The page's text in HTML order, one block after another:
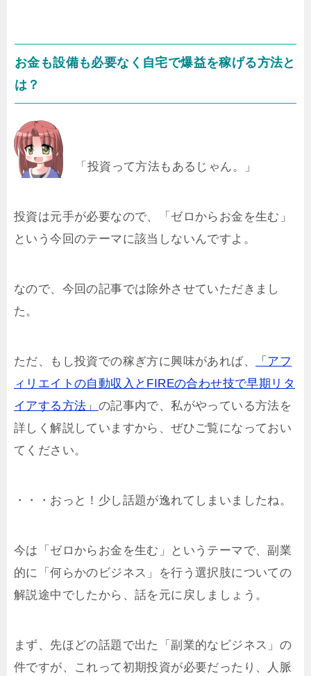
お金も設備も必要なく自宅で爆益を稼げる方法と
は？
「投資って方法もあるじゃん。」
投資は元手が必要なので、「ゼロからお金を生む」
という今回のテーマに該当しないんですよ。
なので、今回の記事では除外させていただきまし
た。
ただ、もし投資での稼ぎ方に興味があれば、
「アフ
ィリエイトの自動収入とFIREの合わせ技で早期リタ
イアする方法」 の記事内で、私がやっている方法を
詳しく解説していますから、ぜひご覧になっておい
てください。
・・・おっと！少し話題が逸れてしまいましたね。
今は「ゼロからお金を生む」というテーマで、副業
的に「何らかのビジネス」を行う選択肢についての
解説途中でしたから、話を元に戻しましょう。
まず、先ほどの話題で出た「副業的なビジネス」の
件ですが、これって初期投資が必要だったり、人脈